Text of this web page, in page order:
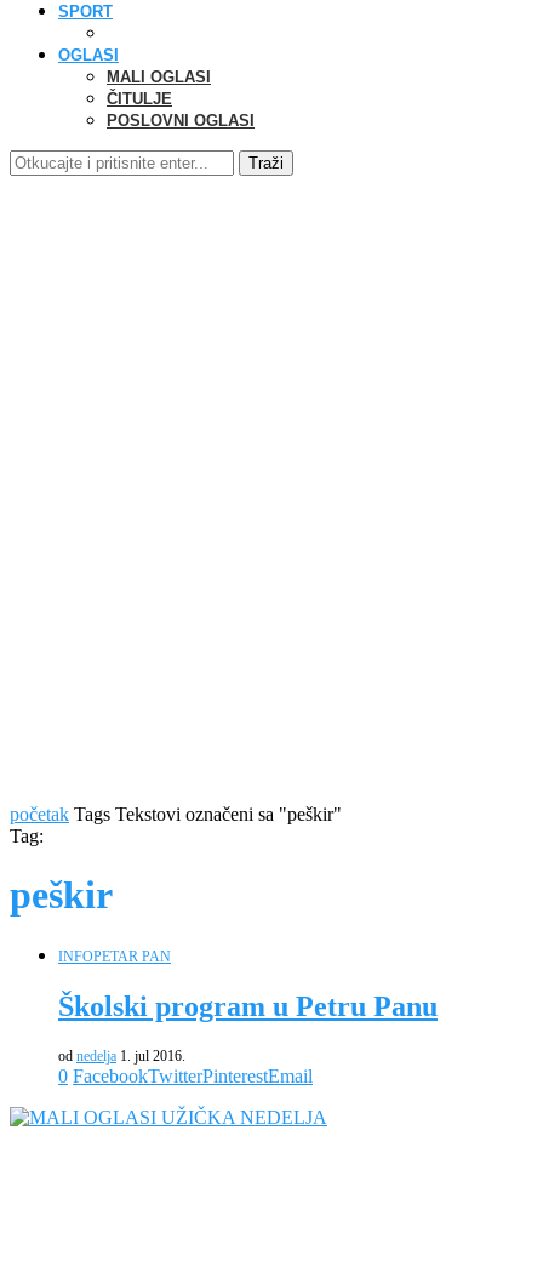
SPORT
OGLASI
MALI OGLASI
ČITULJE
POSLOVNI OGLASI
Traži
početak Tags Tekstovi označeni sa "peškir"
Tag:
peškir
INFOPETAR PAN
Školski program u Petru Panu
od nedelja 1. jul 2016.
0 FacebookTwitterPinterestEmail